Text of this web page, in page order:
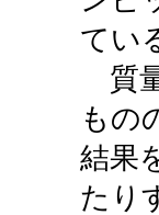
てい
質
もの
結果
たり